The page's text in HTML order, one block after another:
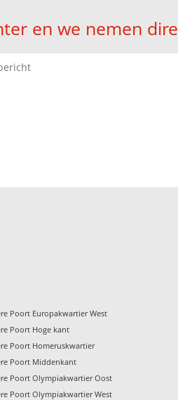
en we nemen
Poort Europakwartier West
Poort Hoge kant
Poort Homeruskwartier
Poort Middenkant
Poort Olympiakwartier Oost
Poort Olympiakwartier West